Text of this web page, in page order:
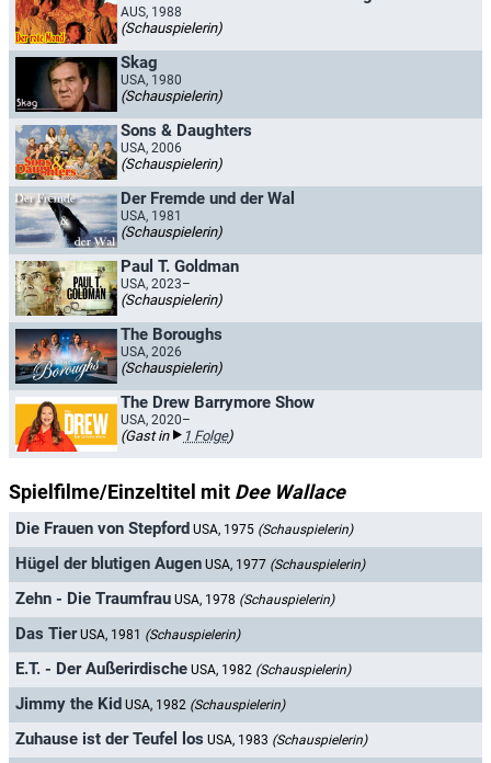
AUS, 1988
(Schauspielerin)
Skag
USA, 1980
(Schauspielerin)
Sons & Daughters
USA, 2006
(Schauspielerin)
Der Fremde und der Wal
USA, 1981
(Schauspielerin)
Paul T. Goldman
USA, 2023–
(Schauspielerin)
The Boroughs
USA, 2026
(Schauspielerin)
The Drew Barrymore Show
USA, 2020–
(Gast in 1 Folge)
Spielfilme/Einzeltitel mit Dee Wallace
Die Frauen von Stepford USA, 1975 (Schauspielerin)
Hügel der blutigen Augen USA, 1977 (Schauspielerin)
Zehn - Die Traumfrau USA, 1978 (Schauspielerin)
Das Tier USA, 1981 (Schauspielerin)
E.T. - Der Außerirdische USA, 1982 (Schauspielerin)
Jimmy the Kid USA, 1982 (Schauspielerin)
Zuhause ist der Teufel los USA, 1983 (Schauspielerin)